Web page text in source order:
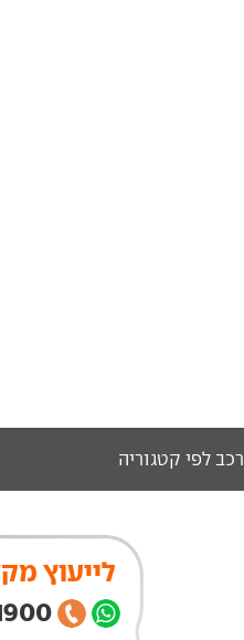
רכב לפי קטגוריה
לייעוץ
074-799-1900